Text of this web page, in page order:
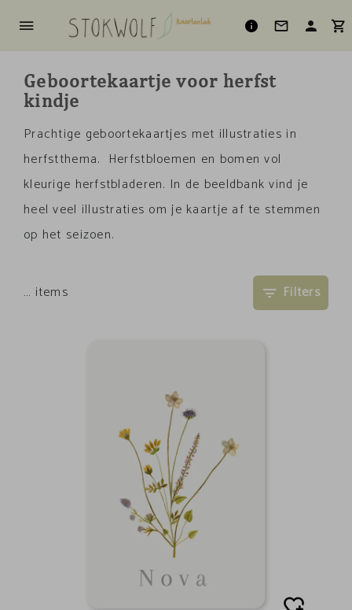
Geboortekaartje voor herfst
kindje
Prachtige geboortekaartjes met illustraties in
herfstthema. Herfstbloemen en bomen vol
kleurige herfstbladeren. In de beeldbank vind je
heel veel illustraties om je kaartje af te stemmen
op het seizoen.
… items Filters